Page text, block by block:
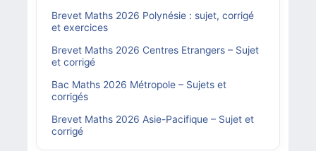
Brevet Maths 2026 Polynésie : sujet, corrigé
et exercices
Brevet Maths 2026 Centres Etrangers – Sujet
et corrigé
Bac Maths 2026 Métropole – Sujets et
corrigés
Brevet Maths 2026 Asie-Pacifique – Sujet et
corrigé